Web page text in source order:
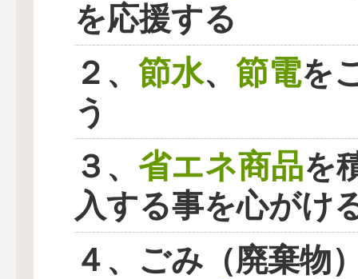
を応援する
２、 節水、 節電を
う
３、 省エネ商品を
入する事を心がけ
４、ごみ（廃棄物